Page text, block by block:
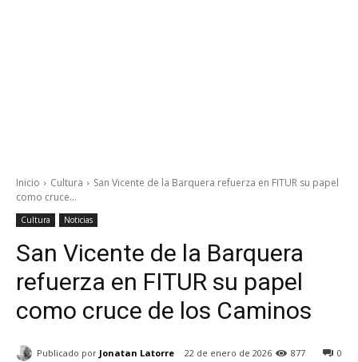
Inicio Cultura
San Vicente de la Barquera refuerza en FITUR su papel
como cruce...
Cultura Noticias
San Vicente de la Barquera
refuerza en FITUR su papel
como cruce de los Caminos
Publicado por Jonatan Latorre 22 de enero de 2026 0
877